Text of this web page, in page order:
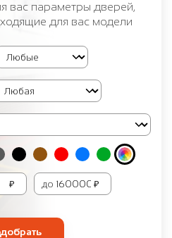
вас параметры дверей,
для вас модели
₽ до ₽